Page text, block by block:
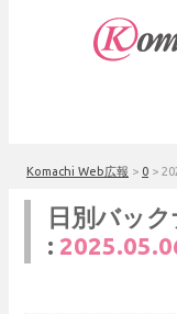
Komachi Web広報 > 0 >
日別バッ
: